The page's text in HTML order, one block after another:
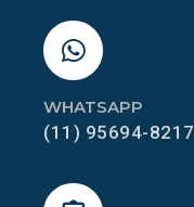
WHATSAPP
(11) 95694-8217